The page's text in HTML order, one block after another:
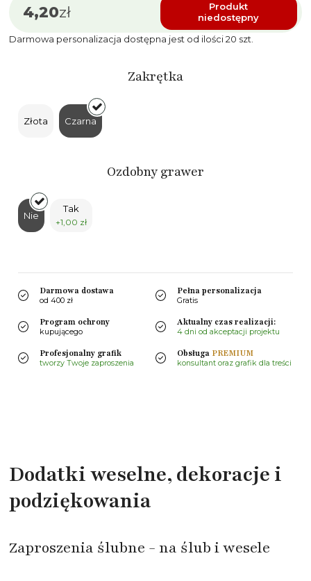
4,20zł
Produkt
niedostępny
Darmowa personalizacja dostępna jest od ilości 20 szt.
Zakrętka
Złota Czarna
Ozdobny grawer
Nie
Tak
+1,00 zł
Darmowa dostawa
od 400 zł
Pełna personalizacja
Gratis
Program ochrony
kupującego
Aktualny czas realizacji:
4 dni od akceptacji projektu
Profesjonalny grafik
tworzy Twoje zaproszenia
Obsługa PREMIUM
konsultant oraz grafik dla treści
Dodatki weselne, dekoracje i
podziękowania
Zaproszenia ślubne - na ślub i wesele